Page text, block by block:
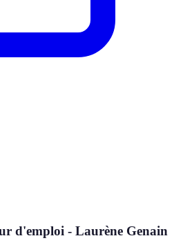
d'emploi - Laurène Genain